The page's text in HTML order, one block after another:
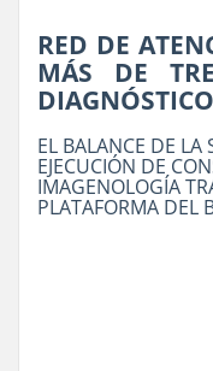
RED DE
MÁS DE
EL BALANCE DE LA
EJECUCIÓN DE
IMAGENOLOGÍA
PLATAFORMA DEL